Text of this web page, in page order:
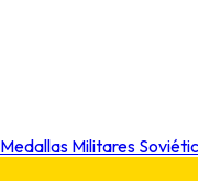
Medallas Militares